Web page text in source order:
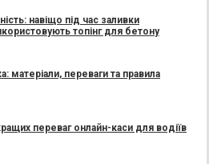
навіщо під час заливки
топінг для бетону
матеріали, переваги та правила
переваг онлайн-каси для водіїв